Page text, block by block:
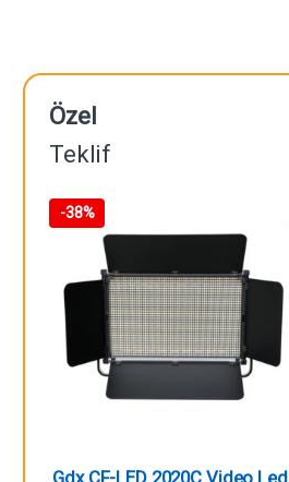
Özel
Teklif
-38%
Gdx CF-LED 2020C Video Led